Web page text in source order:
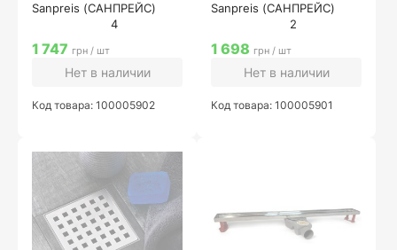
Sanpreis (САНПРЕЙС)
4
1 747 грн / шт
Нет в наличии
Код товара: 100005902
Sanpreis (САНПРЕЙС)
2
1 698 грн / шт
Нет в наличии
Код товара: 100005901